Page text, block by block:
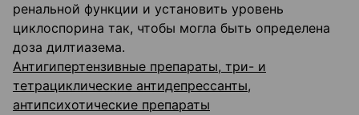
ренальной функции и установить уровень
циклоспорина так, чтобы могла быть определена
доза дилтиазема.
Антигипертензивные препараты, три- и
тетрациклические антидепрессанты,
антипсихотические препараты